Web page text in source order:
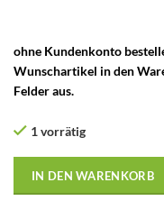
ohne Kundenkonto
Wunschartikel in den
Felder aus.
1 vorrätig
IN DEN WARENKORB